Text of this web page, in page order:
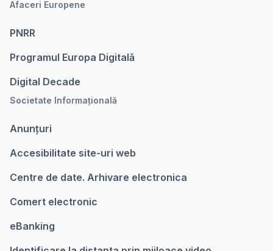
Afaceri Europene
PNRR
Programul Europa Digitalǎ
Digital Decade
Societate Informațională
Anunțuri
Accesibilitate site-uri web
Centre de date. Arhivare electronica
Comert electronic
eBanking